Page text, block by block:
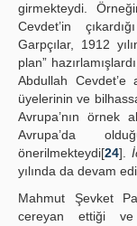
girmekteydi.
Cevdet’in
Garpçılar, 1912
plan”
Abdullah
üyelerinin ve
Avrupa’nın örnek
Avrupa’da
önerilmekteydi[24].
yılında da devam
Mahmut Şevket
cereyan ettiği ve